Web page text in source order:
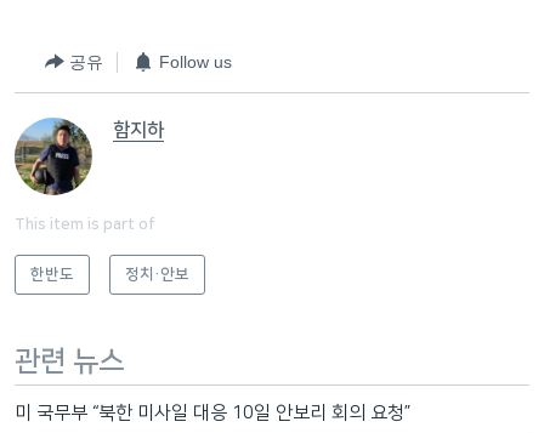
공유 Follow us
함지하
This item is part of
한반도 정치·안보
관련 뉴스
미 국무부 “북한 미사일 대응 10일 안보리 회의 요청”